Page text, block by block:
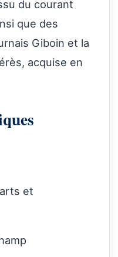
du courant
que des
Giboin et la
acquise en
et